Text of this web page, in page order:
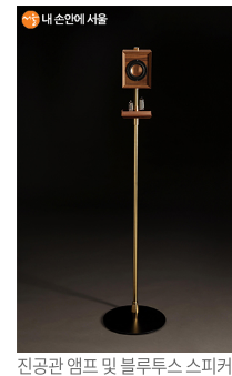
진공관 앰프 및 블루투스 스피커